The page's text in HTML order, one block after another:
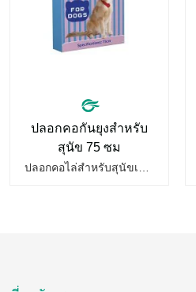
ปลอกคอกันยุงสำหรับ
สุนัข 75 ซม